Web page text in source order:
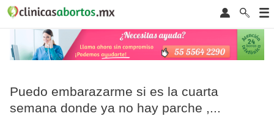
Puedo embarazarme si es la cuarta
semana donde ya no hay parche ,...